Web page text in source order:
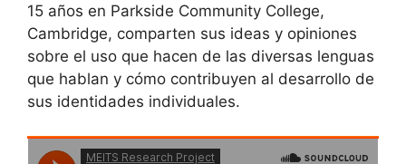
15 años en Parkside Community College,
Cambridge, comparten sus ideas y opiniones
sobre el uso que hacen de las diversas lenguas
que hablan y cómo contribuyen al desarrollo de
sus identidades individuales.